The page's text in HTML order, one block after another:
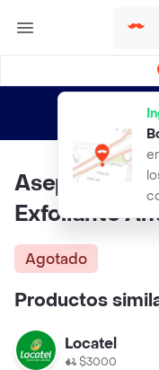
envíos
Asepxia
Exfoliante
Agotado
Productos
Locatel
$3000